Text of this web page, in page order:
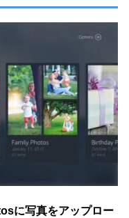
に写真をアップロー